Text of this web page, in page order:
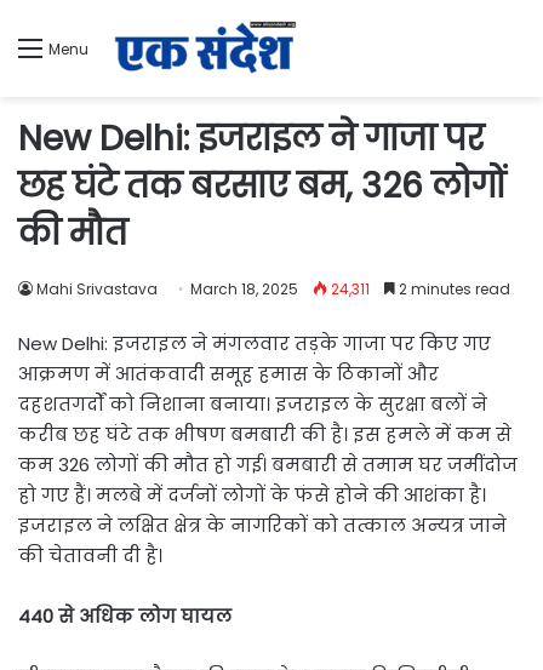
Menu
New Delhi: इजराइल ने गाजा पर
छह घंटे तक बरसाए बम, 326 लोगों
की मौत
Mahi Srivastava March 18, 2025 24,311 2 minutes read
New Delhi: इजराइल ने मंगलवार तड़के गाजा पर किए गए
आक्रमण में आतंकवादी समूह हमास के ठिकानों और
दहशतगर्दों को निशाना बनाया। इजराइल के सुरक्षा बलों ने
करीब छह घंटे तक भीषण बमबारी की है। इस हमले में कम से
कम 326 लोगों की मौत हो गई। बमबारी से तमाम घर जमींदोज
हो गए हैं। मलबे में दर्जनों लोगों के फंसे होने की आशंका है।
इजराइल ने लक्षित क्षेत्र के नागरिकों को तत्काल अन्यत्र जाने
की चेतावनी दी है।
440 से अधिक लोग घायल